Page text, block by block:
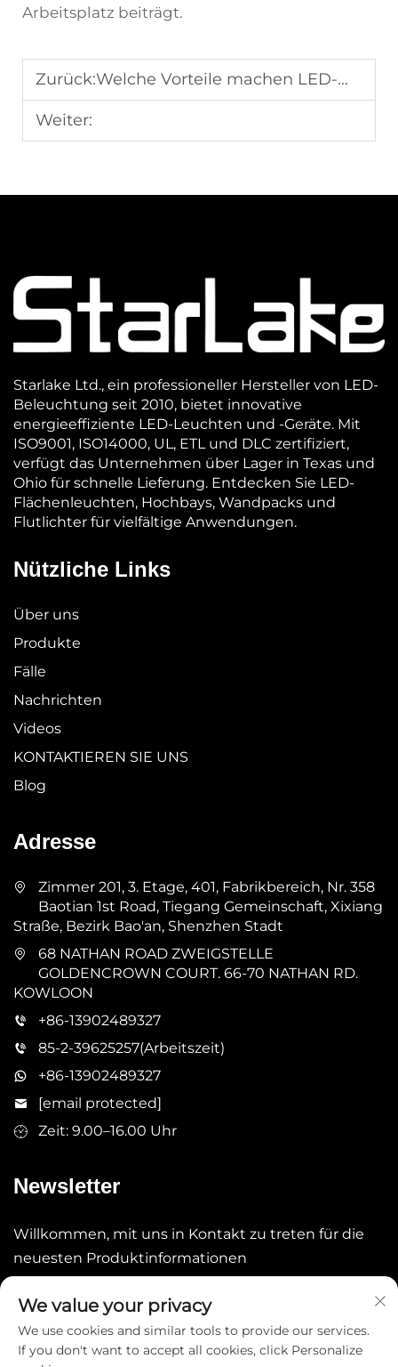
Arbeitsplatz beiträgt.
Zurück:Welche Vorteile machen LED-Wandleuchten für Außenbereiche von Gewerbegebäuden so beliebt?
Weiter:
Starlake Ltd., ein professioneller Hersteller von LED-
Beleuchtung seit 2010, bietet innovative
energieeffiziente LED-Leuchten und -Geräte. Mit
ISO9001, ISO14000, UL, ETL und DLC zertifiziert,
verfügt das Unternehmen über Lager in Texas und
Ohio für schnelle Lieferung. Entdecken Sie LED-
Flächenleuchten, Hochbays, Wandpacks und
Flutlichter für vielfältige Anwendungen.
Nützliche Links
Über uns
Produkte
Fälle
Nachrichten
Videos
KONTAKTIEREN SIE UNS
Blog
Adresse
Zimmer 201, 3. Etage, 401, Fabrikbereich, Nr. 358
Baotian 1st Road, Tiegang Gemeinschaft, Xixiang
Straße, Bezirk Bao'an, Shenzhen Stadt
68 NATHAN ROAD ZWEIGSTELLE
GOLDENCROWN COURT. 66-70 NATHAN RD.
KOWLOON
+86-13902489327
85-2-39625257(Arbeitszeit)
+86-13902489327
[email protected]
Zeit: 9.00–16.00 Uhr
Newsletter
Willkommen, mit uns in Kontakt zu treten für die
neuesten Produktinformationen
We value your privacy
We use cookies and similar tools to provide our services.
If you don't want to accept all cookies, click Personalize